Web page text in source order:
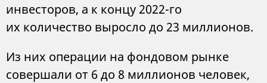
инвесторов, а к концу 2022-го
их количество выросло до 23 миллионов.
Из них операции на фондовом рынке
совершали от 6 до 8 миллионов человек,